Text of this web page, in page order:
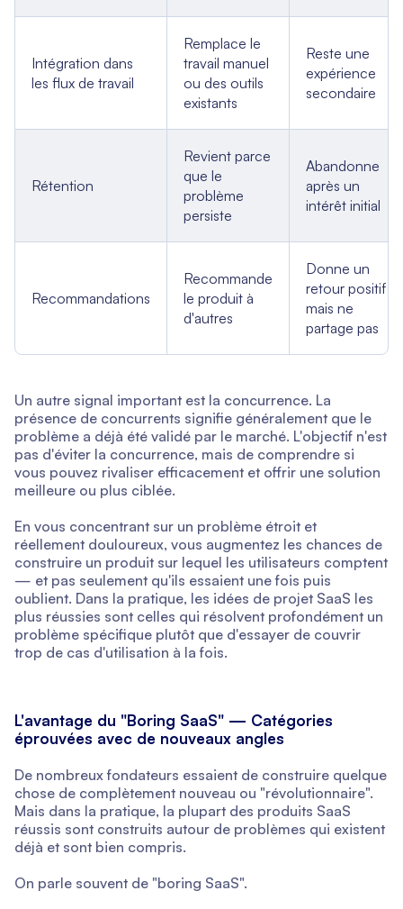
Intégration dans
les flux de travail
Remplace le
travail manuel
ou des outils
existants
Reste une
expérience
secondaire
Rétention
Revient parce
que le
problème
persiste
Abandonne
après un
intérêt initial
Recommandations
Recommande
le produit à
d'autres
Donne un
retour positif
mais ne
partage pas
Un autre signal important est la concurrence. La
présence de concurrents signifie généralement que le
problème a déjà été validé par le marché. L'objectif n'est
pas d'éviter la concurrence, mais de comprendre si
vous pouvez rivaliser efficacement et offrir une solution
meilleure ou plus ciblée.
En vous concentrant sur un problème étroit et
réellement douloureux, vous augmentez les chances de
construire un produit sur lequel les utilisateurs comptent
— et pas seulement qu'ils essaient une fois puis
oublient. Dans la pratique, les idées de projet SaaS les
plus réussies sont celles qui résolvent profondément un
problème spécifique plutôt que d'essayer de couvrir
trop de cas d'utilisation à la fois.
L'avantage du "Boring SaaS" — Catégories
éprouvées avec de nouveaux angles
De nombreux fondateurs essaient de construire quelque
chose de complètement nouveau ou "révolutionnaire".
Mais dans la pratique, la plupart des produits SaaS
réussis sont construits autour de problèmes qui existent
déjà et sont bien compris.
On parle souvent de "boring SaaS".